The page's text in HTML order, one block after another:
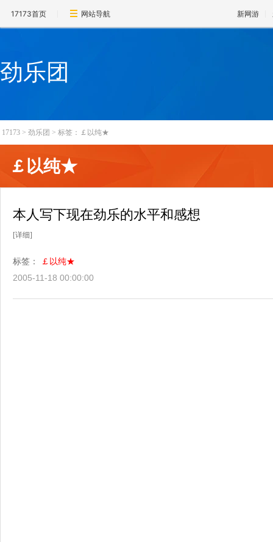
17173首页 网站导航 新网游
劲乐团
17173 > 劲乐团 > 标签：￡以纯★
￡以纯★
本人写下现在劲乐的水平和感想
[详细]
标签： ￡以纯★
2005-11-18 00:00:00